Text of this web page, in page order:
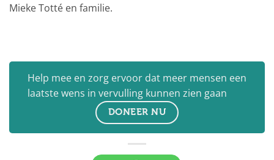
Mieke Totté en familie.
Help mee en zorg ervoor dat meer mensen een
laatste wens in vervulling kunnen zien gaan
DONEER NU